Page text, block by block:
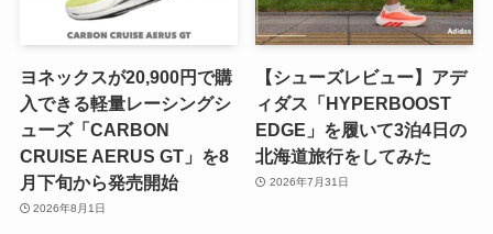
ヨネックスが20,900円で購
入できる軽量レーシングシ
ューズ「CARBON
CRUISE AERUS GT」を8
月下旬から発売開始
2026年8月1日
【シューズレビュー】アデ
ィダス「HYPERBOOST
EDGE」を履いて3泊4日の
北海道旅行をしてみた
2026年7月31日